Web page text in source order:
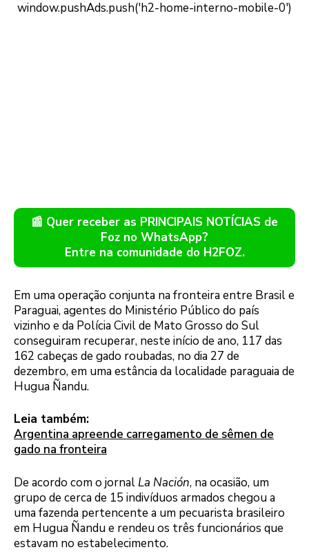
📰 Quer receber as PRINCIPAIS NOTÍCIAS de
Foz no WhatsApp?
Entre na comunidade do H2FOZ.
Em uma operação conjunta na fronteira entre Brasil e
Paraguai, agentes do Ministério Público do país
vizinho e da Polícia Civil de Mato Grosso do Sul
conseguiram recuperar, neste início de ano, 117 das
162 cabeças de gado roubadas, no dia 27 de
dezembro, em uma estância da localidade paraguaia de
Hugua Ñandu.
Leia também:
Argentina apreende carregamento de sêmen de
gado na fronteira
De acordo com o jornalLa Nación, na ocasião, um
grupo de cerca de 15 indivíduos armados chegou a
uma fazenda pertencente a um pecuarista brasileiro
em Hugua Ñandu e rendeu os três funcionários que
estavam no estabelecimento.